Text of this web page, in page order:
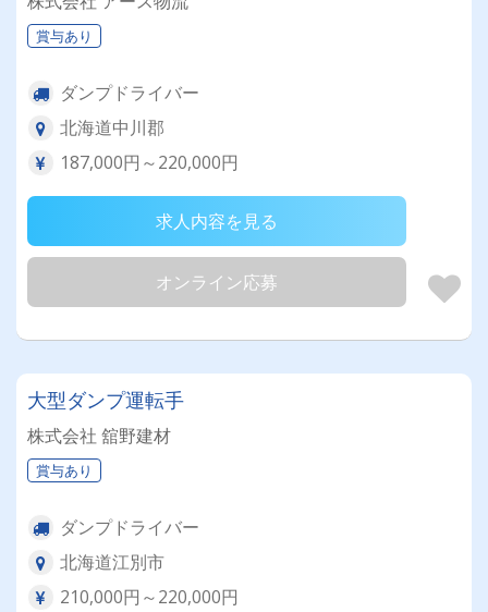
賞与あり
ダンプドライバー
北海道中川郡
187,000円～220,000円
求人内容を見る
オンライン応募
大型ダンプ運転手
株式会社 舘野建材
賞与あり
ダンプドライバー
北海道江別市
210,000円～220,000円